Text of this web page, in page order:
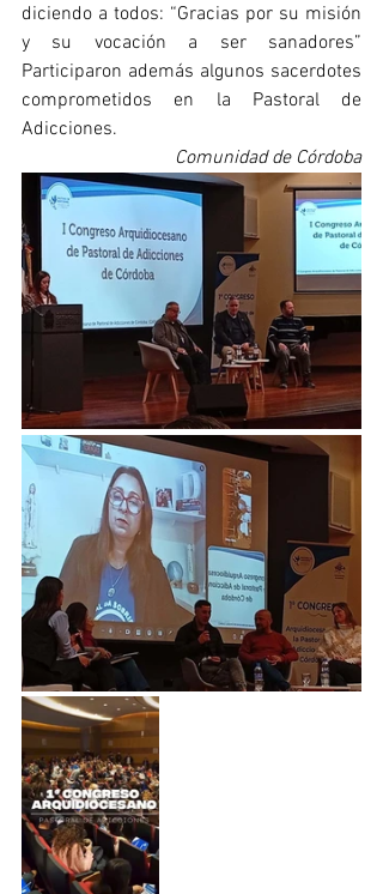
diciendo a todos: “Gracias por su misión
y su vocación a ser sanadores”
Participaron además algunos sacerdotes
comprometidos en la Pastoral de
Adicciones.
Comunidad de Córdoba